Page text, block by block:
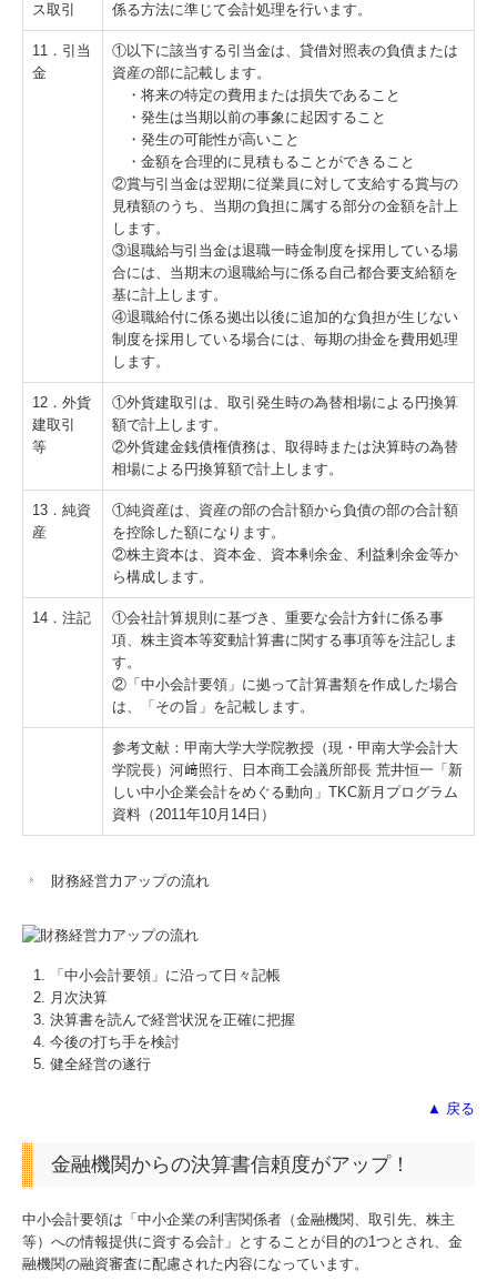
ス取引 係る方法に準じて会計処理を行います。
11．引当
金
①以下に該当する引当金は、貸借対照表の負債または
資産の部に記載します。
・将来の特定の費用または損失であること
・発生は当期以前の事象に起因すること
・発生の可能性が高いこと
・金額を合理的に見積もることができること
②賞与引当金は翌期に従業員に対して支給する賞与の
見積額のうち、当期の負担に属する部分の金額を計上
します。
③退職給与引当金は退職一時金制度を採用している場
合には、当期末の退職給与に係る自己都合要支給額を
基に計上します。
④退職給付に係る拠出以後に追加的な負担が生じない
制度を採用している場合には、毎期の掛金を費用処理
します。
12．外貨
建取引
等
①外貨建取引は、取引発生時の為替相場による円換算
額で計上します。
②外貨建金銭債権債務は、取得時または決算時の為替
相場による円換算額で計上します。
13．純資
産
①純資産は、資産の部の合計額から負債の部の合計額
を控除した額になります。
②株主資本は、資本金、資本剰余金、利益剰余金等か
ら構成します。
14．注記
①会社計算規則に基づき、重要な会計方針に係る事
項、株主資本等変動計算書に関する事項等を注記しま
す。
②「中小会計要領」に拠って計算書類を作成した場合
は、「その旨」を記載します。
参考文献：甲南大学大学院教授（現・甲南大学会計大
学院長）河﨑照行、日本商工会議所部長 荒井恒一「新
しい中小企業会計をめぐる動向」TKC新月プログラム
資料（2011年10月14日）
財務経営力アップの流れ
「中小会計要領」に沿って日々記帳
月次決算
決算書を読んで経営状況を正確に把握
今後の打ち手を検討
健全経営の遂行
▲ 戻る
金融機関からの決算書信頼度がアップ！
中小会計要領は「中小企業の利害関係者（金融機関、取引先、株主
等）への情報提供に資する会計」とすることが目的の1つとされ、金
融機関の融資審査に配慮された内容になっています。